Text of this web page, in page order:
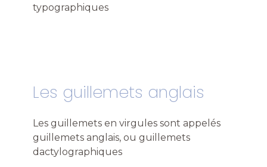
typographiques
Les guillemets anglais
Les guillemets en virgules sont appelés
guillemets anglais, ou guillemets
dactylographiques